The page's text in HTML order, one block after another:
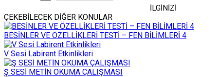
İLGİNİZİ
ÇEKEBİLECEK DİĞER KONULAR
BESİNLER VE ÖZELLİKLERİ TESTİ – FEN BİLİMLERİ 4
V Sesi Labirent Etkinlikleri
Ş SESİ METİN OKUMA ÇALIŞMASI